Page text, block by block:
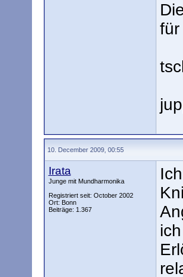
10. December 2009, 00:55
Irata
Junge mit Mundharmonika
Registriert seit: October 2002
Ort: Bonn
Beiträge: 1.367